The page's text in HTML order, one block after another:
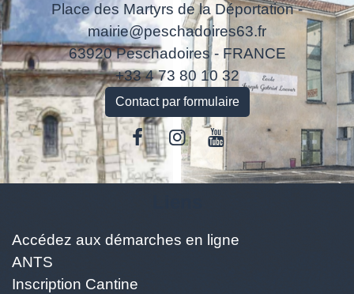
Place des Martyrs de la Déportation -
mairie@peschadoires63.fr
63920 Peschadoires - FRANCE
+33 4 73 80 10 32
Contact par formulaire
Accédez aux démarches en ligne
ANTS
Inscription Cantine